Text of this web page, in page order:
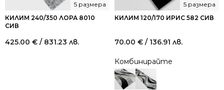
КИЛИМ 240/350 ЛОРА 8010
СИВ
5 размера
425.00 € / 831.23 лв.
КИЛИМ 120/170 ИРИС 582 СИВ
5 размера
70.00 € / 136.91 лв.
Комбинирайте